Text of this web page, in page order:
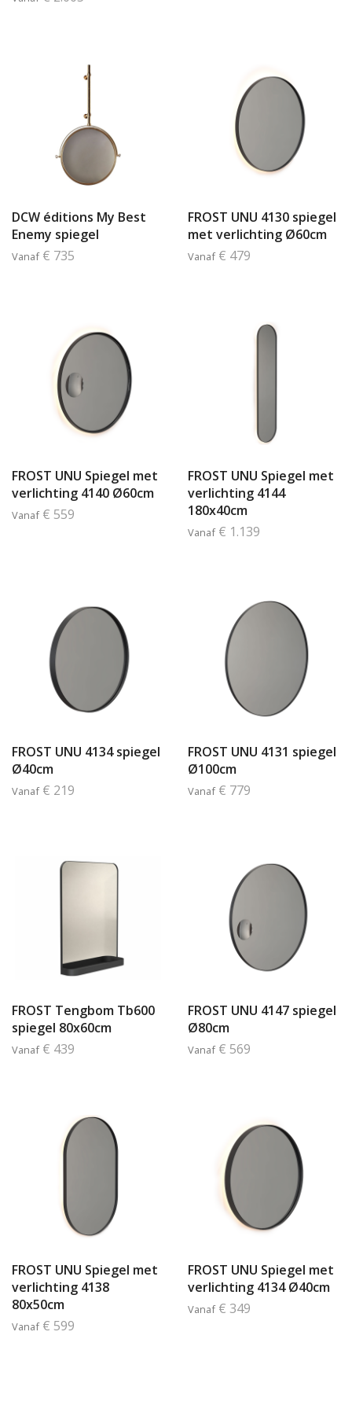
DCW éditions My Best
Enemy spiegel
Vanaf € 735
FROST UNU 4130 spiegel
met verlichting Ø60cm
Vanaf € 479
FROST UNU Spiegel met
verlichting 4140 Ø60cm
Vanaf € 559
FROST UNU Spiegel met
verlichting 4144
180x40cm
Vanaf € 1.139
FROST UNU 4134 spiegel
Ø40cm
Vanaf € 219
FROST UNU 4131 spiegel
Ø100cm
Vanaf € 779
FROST Tengbom Tb600
spiegel 80x60cm
Vanaf € 439
FROST UNU 4147 spiegel
Ø80cm
Vanaf € 569
FROST UNU Spiegel met
verlichting 4138
80x50cm
Vanaf € 599
FROST UNU Spiegel met
verlichting 4134 Ø40cm
Vanaf € 349